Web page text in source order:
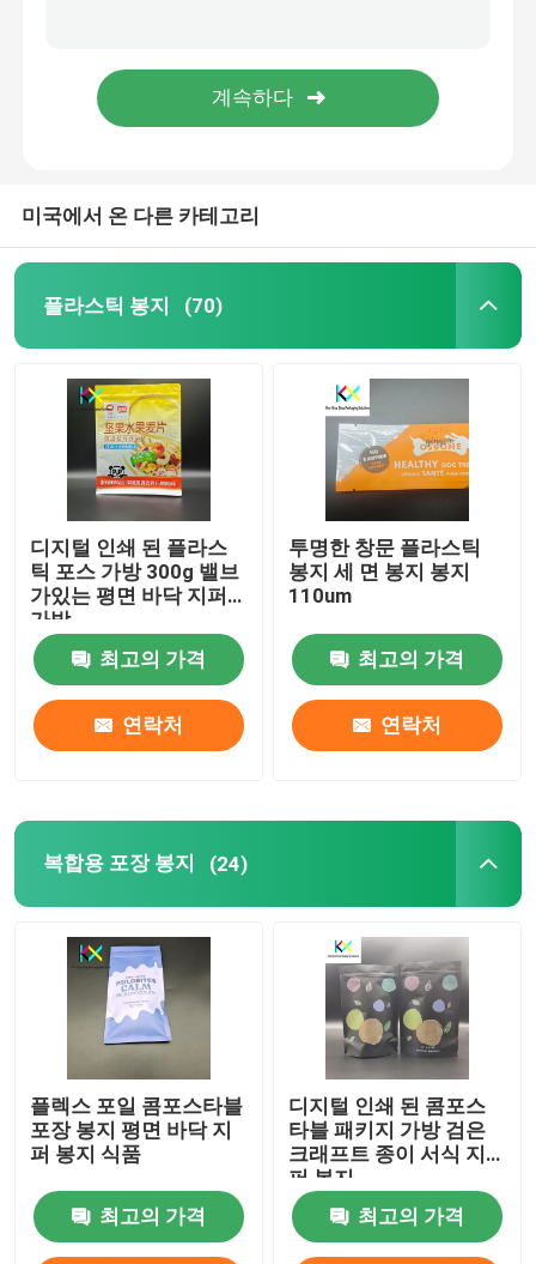
로토 그레이버 인쇄 된 봉지
백을 패키징하는 크라프트 지
단백질 봉지 포장
커피 패키징 테플론제 백
간식품 포장 봉지
반려동물 식품 포장 봉지
차 포장 봉지
액체 포장 봉지
의약품 포장
미국에서 온 다른 카테고리
플라스틱 봉지 (70)
디지털 인쇄 된 플라스
틱 포스 가방 300g 밸브
가있는 평면 바닥 지퍼
가방
최고의 가격
연락처
투명한 창문 플라스틱
봉지 세 면 봉지 봉지
110um
최고의 가격
연락처
복합용 포장 봉지 (24)
플렉스 포일 콤포스타블
포장 봉지 평면 바닥 지
퍼 봉지 식품
최고의 가격
디지털 인쇄 된 콤포스
타블 패키지 가방 검은
크래프트 종이 서식 지
퍼 봉지
최고의 가격